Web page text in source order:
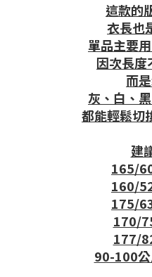
這款的
衣長也
單品主要
因次長度
而
灰、白、
都能輕鬆切
建
165/
160/
175/
170/
177/
90-100